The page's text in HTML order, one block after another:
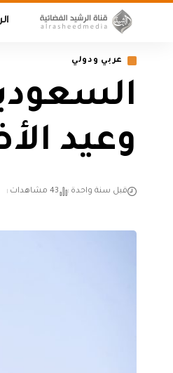
عربي ودولي
وعيد
قبل سنة واحدة 43 مشاهدات